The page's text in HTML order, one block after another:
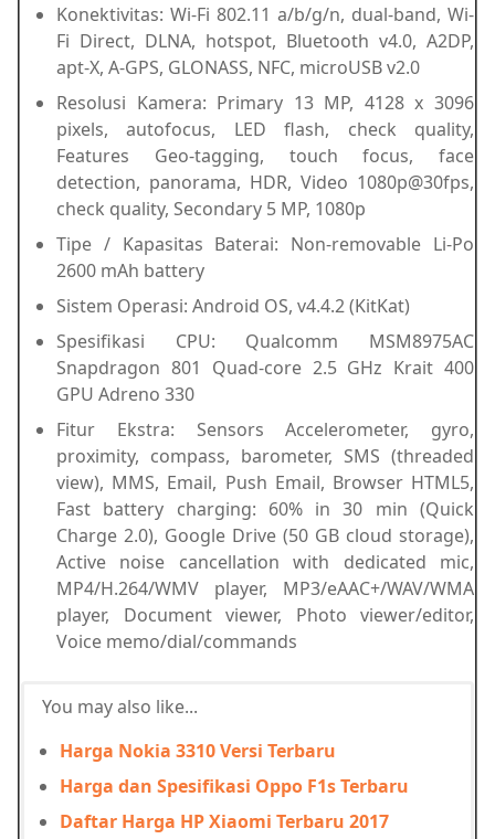
Konektivitas: Wi-Fi 802.11 a/b/g/n, dual-band, Wi-
Fi Direct, DLNA, hotspot, Bluetooth v4.0, A2DP,
apt-X, A-GPS, GLONASS, NFC, microUSB v2.0
Resolusi Kamera: Primary 13 MP, 4128 x 3096
pixels, autofocus, LED flash, check quality,
Features Geo-tagging, touch focus, face
detection, panorama, HDR, Video 1080p@30fps,
check quality, Secondary 5 MP, 1080p
Tipe / Kapasitas Baterai: Non-removable Li-Po
2600 mAh battery
Sistem Operasi: Android OS, v4.4.2 (KitKat)
Spesifikasi CPU: Qualcomm MSM8975AC
Snapdragon 801 Quad-core 2.5 GHz Krait 400
GPU Adreno 330
Fitur Ekstra: Sensors Accelerometer, gyro,
proximity, compass, barometer, SMS (threaded
view), MMS, Email, Push Email, Browser HTML5,
Fast battery charging: 60% in 30 min (Quick
Charge 2.0), Google Drive (50 GB cloud storage),
Active noise cancellation with dedicated mic,
MP4/H.264/WMV player, MP3/eAAC+/WAV/WMA
player, Document viewer, Photo viewer/editor,
Voice memo/dial/commands
You may also like...
Harga Nokia 3310 Versi Terbaru
Harga dan Spesifikasi Oppo F1s Terbaru
Daftar Harga HP Xiaomi Terbaru 2017